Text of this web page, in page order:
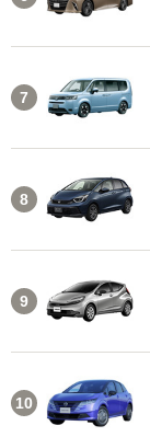
7
8
9
10